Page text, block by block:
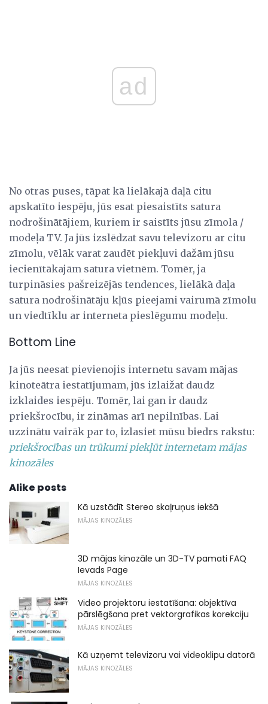
ad
No otras puses, tāpat kā lielākajā daļā citu
apskatīto iespēju, jūs esat piesaistīts satura
nodrošinātājiem, kuriem ir saistīts jūsu zīmola /
modeļa TV. Ja jūs izslēdzat savu televizoru ar citu
zīmolu, vēlāk varat zaudēt piekļuvi dažām jūsu
iecienītākajām satura vietnēm. Tomēr, ja
turpināsies pašreizējās tendences, lielākā daļa
satura nodrošinātāju kļūs pieejami vairumā zīmolu
un viedtīklu ar interneta pieslēgumu modeļu.
Bottom Line
Ja jūs neesat pievienojis internetu savam mājas
kinoteātra iestatījumam, jūs izlaižat daudz
izklaides iespēju. Tomēr, lai gan ir daudz
priekšrocību, ir zināmas arī nepilnības. Lai
uzzinātu vairāk par to, izlasiet mūsu biedrs rakstu:
priekšrocības un trūkumi piekļūt internetam mājas
kinozāles
Alike posts
Kā uzstādīt Stereo skaļruņus iekšā
MĀJAS KINOZĀLES
3D mājas kinozāle un 3D-TV pamati FAQ
Ievads Page
MĀJAS KINOZĀLES
Video projektoru iestatīšana: objektīva
pārslēgšana pret vektorgrafikas korekciju
MĀJAS KINOZĀLES
Kā uzņemt televizoru vai videoklipu datorā
MĀJAS KINOZĀLES